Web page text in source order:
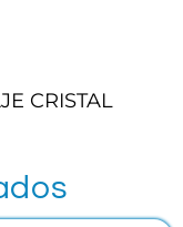
CRISTAL